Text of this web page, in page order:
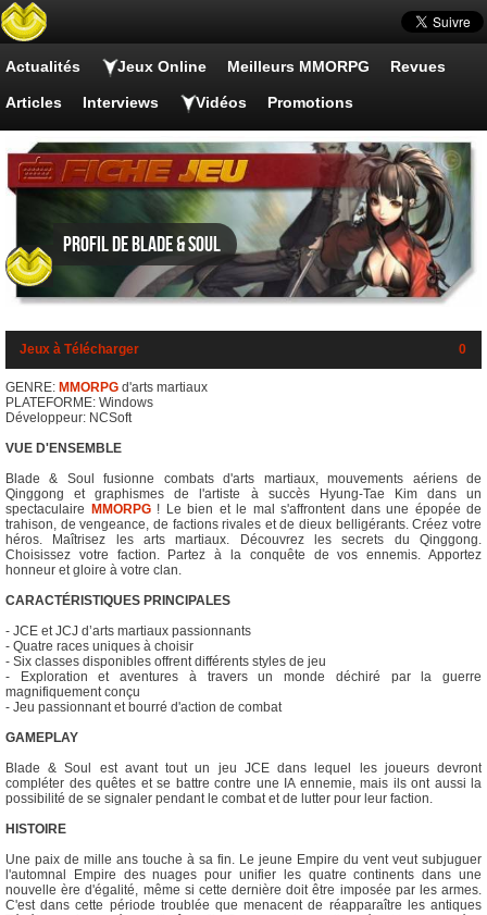
Actualités Jeux Online Meilleurs MMORPG Revues
Articles Interviews Vidéos Promotions
Profil de Blade & Soul
Jeux à Télécharger 0
GENRE: MMORPG d'arts martiaux
PLATEFORME: Windows
Développeur: NCSoft
VUE D'ENSEMBLE
Blade & Soul fusionne combats d'arts martiaux, mouvements aériens de
Qinggong et graphismes de l'artiste à succès Hyung-Tae Kim dans un
spectaculaire
MMORPG! Le bien et le mal s'affrontent dans une épopée de
trahison, de vengeance, de factions rivales et de dieux belligérants. Créez votre
héros. Maîtrisez les arts martiaux. Découvrez les secrets du Qinggong.
Choisissez votre faction. Partez à la conquête de vos ennemis. Apportez
honneur et gloire à votre clan.
CARACTÉRISTIQUES PRINCIPALES
- JCE et JCJ d’arts martiaux passionnants
- Quatre races uniques à choisir
- Six classes disponibles offrent différents styles de jeu
- Exploration et aventures à travers un monde déchiré par la guerre
magnifiquement conçu
- Jeu passionnant et bourré d'action de combat
GAMEPLAY
Blade & Soul est avant tout un jeu JCE dans lequel les joueurs devront
compléter des quêtes et se battre contre une IA ennemie, mais ils ont aussi la
possibilité de se signaler pendant le combat et de lutter pour leur faction.
HISTOIRE
Une paix de mille ans touche à sa fin. Le jeune Empire du vent veut subjuguer
l'automnal Empire des nuages pour unifier les quatre continents dans une
nouvelle ère d'égalité, même si cette dernière doit être imposée par les armes.
C'est dans cette période troublée que menacent de réapparaître les antiques